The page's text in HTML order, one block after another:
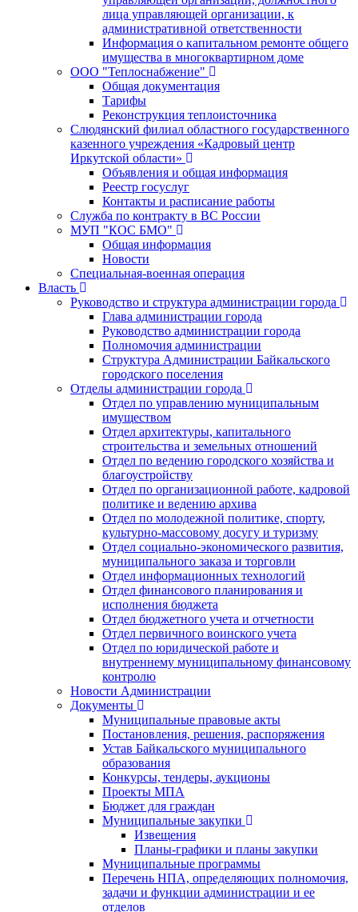
лица управляющей организации, к
административной ответственности
Информация о капитальном ремонте общего
имущества в многоквартирном доме
ООО "Теплоснабжение"
Общая документация
Тарифы
Реконструкция теплоисточника
Слюдянский филиал областного государственного
казенного учреждения «Кадровый центр
Иркутской области»
Объявления и общая информация
Реестр госуслуг
Контакты и расписание работы
Служба по контракту в ВС России
МУП "КОС БМО"
Общая информация
Новости
Специальная-военная операция
Власть
Руководство и структура администрации города
Глава администрации города
Руководство администрации города
Полномочия администрации
Структура Администрации Байкальского
городского поселения
Отделы администрации города
Отдел по управлению муниципальным
имуществом
Отдел архитектуры, капитального
строительства и земельных отношений
Отдел по ведению городского хозяйства и
благоустройству
Отдел по организационной работе, кадровой
политике и ведению архива
Отдел по молодежной политике, спорту,
культурно-массовому досугу и туризму
Отдел социально-экономического развития,
муниципального заказа и торговли
Отдел информационных технологий
Отдел финансового планирования и
исполнения бюджета
Отдел бюджетного учета и отчетности
Отдел первичного воинского учета
Отдел по юридической работе и
внутреннему муниципальному финансовому
контролю
Новости Администрации
Документы
Муниципальные правовые акты
Постановления, решения, распоряжения
Устав Байкальского муниципального
образования
Конкурсы, тендеры, аукционы
Проекты МПА
Бюджет для граждан
Муниципальные закупки
Извещения
Планы-графики и планы закупки
Муниципальные программы
Перечень НПА, определяющих полномочия,
задачи и функции администрации и ее
отделов